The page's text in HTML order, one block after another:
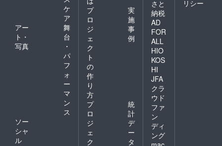
ケ
ア
アー
ト・
写真
舞
台
・
パ
フ
ォ
ー
マ
ン
ス
ソー
シャ
ル
プ
ロ
ジ
ェ
ク
ト
の
作
り
方
実
施
事
例
プ
ロ
ジ
ェ
ク
統
計
デ
ー
タ
さと
納税
AD
FOR
ALL
HIO
KOS
HI
JFA
クラ
ウド
ファ
ン
ディ
ング
リシー